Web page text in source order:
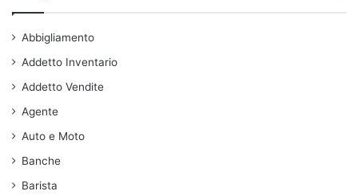
Abbigliamento
Addetto Inventario
Addetto Vendite
Agente
Auto e Moto
Banche
Barista